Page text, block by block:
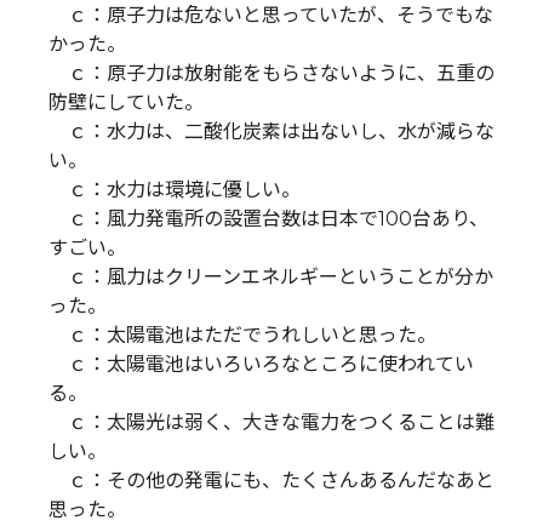
ｃ：原子力は危ないと思っていたが、そうでもな
かった。
ｃ：原子力は放射能をもらさないように、五重の
防壁にしていた。
ｃ：水力は、二酸化炭素は出ないし、水が減らな
い。
ｃ：水力は環境に優しい。
ｃ：風力発電所の設置台数は日本で100台あり、
すごい。
ｃ：風力はクリーンエネルギーということが分か
った。
ｃ：太陽電池はただでうれしいと思った。
ｃ：太陽電池はいろいろなところに使われてい
る。
ｃ：太陽光は弱く、大きな電力をつくることは難
しい。
ｃ：その他の発電にも、たくさんあるんだなあと
思った。